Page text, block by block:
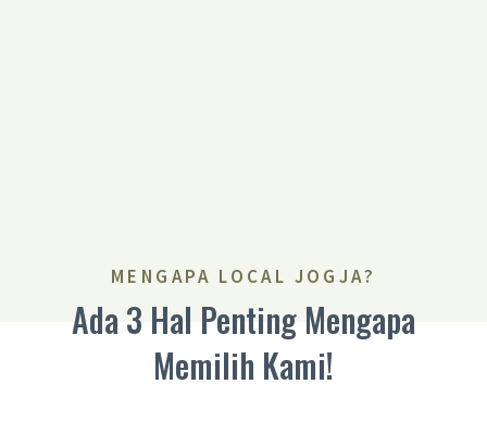
MENGAPA LOCAL JOGJA?
Ada 3 Hal Penting Mengapa
Memilih Kami!